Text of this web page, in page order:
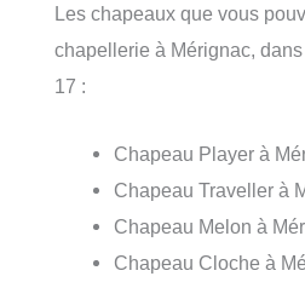
Les chapeaux que vous
chapellerie à Mérignac,
17 :
Chapeau Player à
Chapeau Traveller à
Chapeau Melon à
Chapeau Cloche à